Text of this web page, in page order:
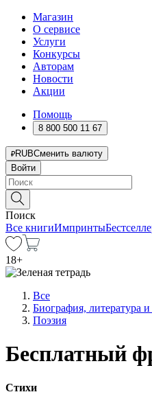
Магазин
О сервисе
Услуги
Конкурсы
Авторам
Новости
Акции
Помощь
8 800 500 11 67
RUBСменить валюту
Войти
Поиск
Все книгиИмпринты
18+
Все
Биография, литература
Поэзия
Бесплатный
Стихи